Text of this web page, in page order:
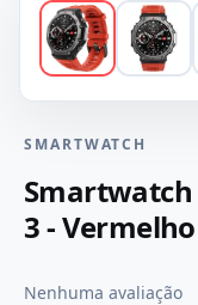
SMARTWATCH
Smartwatch
3 - Vermelho
Nenhuma avaliação